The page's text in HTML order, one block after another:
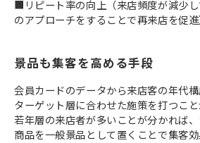
■リピート率の向上（来店頻度が減少
のアプローチをすることで再来店を促進
景品も集客を高める手段
会員カードのデータから来店客の年代構
ターゲット層に合わせた施策を打つこと
若年層の来店者が多いことが分かれば
商品を一般景品として置くことで集客効